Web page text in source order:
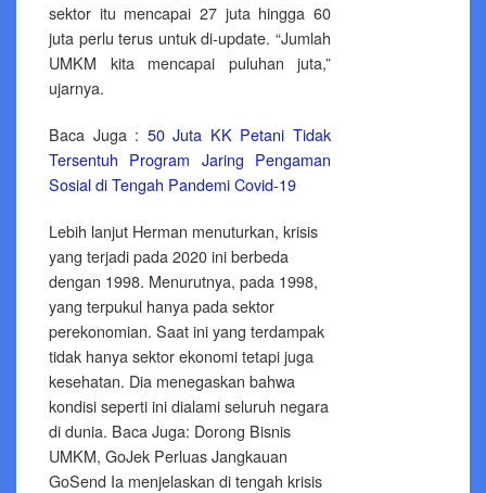
sektor itu mencapai 27 juta hingga 60
juta perlu terus untuk di-update. “Jumlah
UMKM kita mencapai puluhan juta,”
ujarnya.
Baca Juga : 50 Juta KK Petani Tidak
Tersentuh Program Jaring Pengaman
Sosial di Tengah Pandemi Covid-19
Lebih lanjut Herman menuturkan, krisis
yang terjadi pada 2020 ini berbeda
dengan 1998. Menurutnya, pada 1998,
yang terpukul hanya pada sektor
perekonomian. Saat ini yang terdampak
tidak hanya sektor ekonomi tetapi juga
kesehatan. Dia menegaskan bahwa
kondisi seperti ini dialami seluruh negara
di dunia. Baca Juga: Dorong Bisnis
UMKM, GoJek Perluas Jangkauan
GoSend Ia menjelaskan di tengah krisis